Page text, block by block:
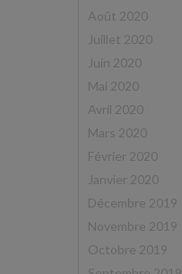
Août 2020
Juillet 2020
Juin 2020
Mai 2020
Avril 2020
Mars 2020
Février 2020
Janvier 2020
Décembre 2019
Novembre 2019
Octobre 2019